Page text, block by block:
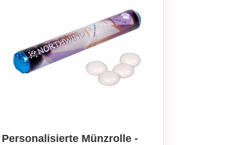
Personalisierte Münzrolle -